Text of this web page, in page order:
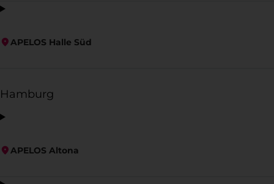
APELOS Halle Süd
Hamburg
APELOS Altona